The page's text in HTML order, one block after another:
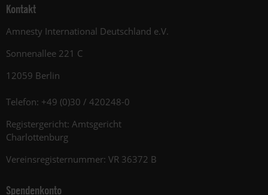
Kontakt
Amnesty International Deutschland e.V.
Sonnenallee 221 C
12059 Berlin
Telefon: +49 (0)30 / 420248-0
Registergericht: Amtsgericht
Charlottenburg
Vereinsregisternummer: VR 36372 B
Spendenkonto